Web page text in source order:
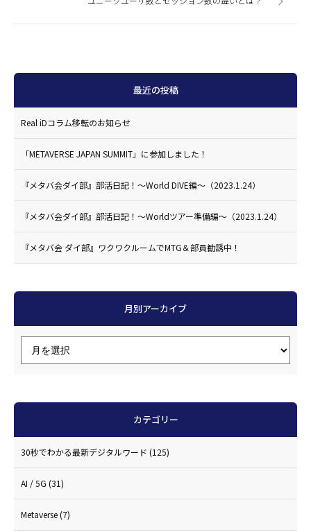
最近の投稿
Real iDコラム移転のお知らせ
「METAVERSE JAPAN SUMMIT」に参加しました！
『メタバ会ダイ部』部活日記！〜World DIVE編〜（2023.1.24）
『メタバ会ダイ部』部活日記！〜Worldツアー準備編〜（2023.1.24）
『メタバ会 ダイ部』ワクワクルームでMTG＆部員勧誘中！
月別アーカイブ
カテゴリー
30秒でわかる最新デジタルワード (125)
AI / 5G (31)
Metaverse(7)